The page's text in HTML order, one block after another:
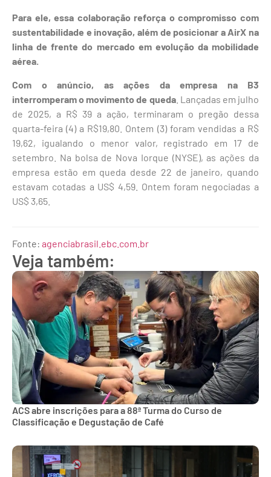
Para ele, essa colaboração reforça o compromisso com
sustentabilidade e inovação, além de posicionar a AirX na
linha de frente do mercado em evolução da mobilidade
aérea.
Com o anúncio, as ações da empresa na B3
interromperam o movimento de queda. Lançadas em julho
de 2025, a R$ 39 a ação, terminaram o pregão dessa
quarta-feira (4) a R$19,80. Ontem (3) foram vendidas a R$
19,62, igualando o menor valor, registrado em 17 de
setembro. Na bolsa de Nova Iorque (NYSE), as ações da
empresa estão em queda desde 22 de janeiro, quando
estavam cotadas a US$ 4,59. Ontem foram negociadas a
US$ 3,65.
Fonte: agenciabrasil.ebc.com.br
Veja também:
ACS abre inscrições para a 88ª Turma do Curso de
Classificação e Degustação de Café